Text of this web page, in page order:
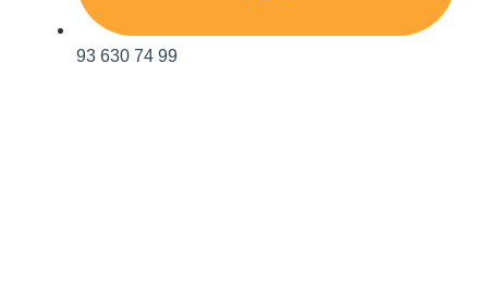
93 630 74 99